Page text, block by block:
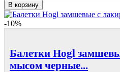
В корзину
-10%
Балетки Hogl
мысом черные...